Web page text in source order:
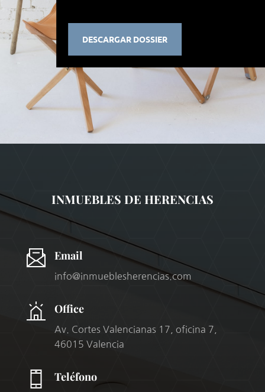
DESCARGAR DOSSIER
INMUEBLES DE HERENCIAS
Email
info@inmueblesherencias.com
Office
Av. Cortes Valencianas 17, oficina 7,
46015 Valencia
Teléfono